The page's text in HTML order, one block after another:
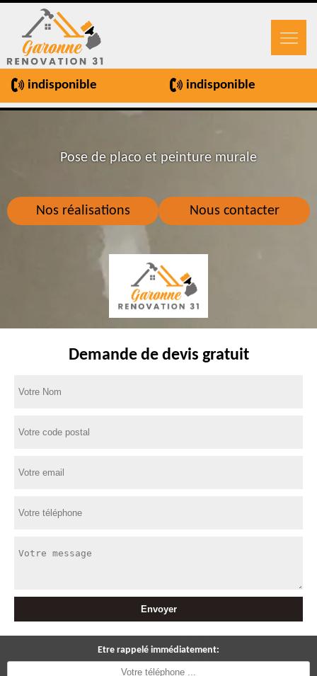
indisponible indisponible
Nos réalisations Nous contacter
Pose de placo et peinture murale
Demande de devis gratuit
Etre rappelé immédiatement: